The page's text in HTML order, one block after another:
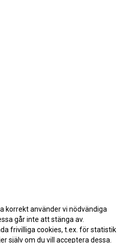
korrekt använder vi nödvändiga
går inte att stänga av.
frivilliga cookies, t.ex. för statistik
själv om du vill acceptera dessa.